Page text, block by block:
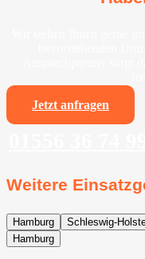
Jetzt anfragen
Weitere
Hamburg Schleswig-
Hamburg